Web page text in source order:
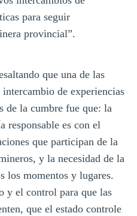
para seguir
provincial”.
que una de las
de experiencias
de la cumbre fue que: la
responsable es con el
que participan de la
y la necesidad de la
los momentos y lugares.
y el control para que las
que el estado controle